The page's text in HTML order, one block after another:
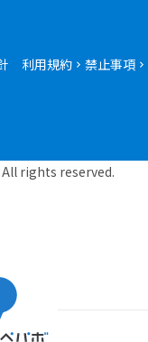
利用規約 禁止事項
rights reserved.